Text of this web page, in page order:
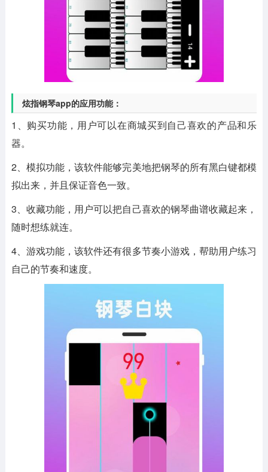
炫指钢琴app的应用功能：
1、购买功能，用户可以在商城买到自己喜欢的产品和乐
器。
2、模拟功能，该软件能够完美地把钢琴的所有黑白键都模
拟出来，并且保证音色一致。
3、收藏功能，用户可以把自己喜欢的钢琴曲谱收藏起来，
随时想练就连。
4、游戏功能，该软件还有很多节奏小游戏，帮助用户练习
自己的节奏和速度。